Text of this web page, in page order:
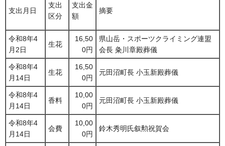
支出月日
支出
区分
支出金
額
摘要
令和8年4
月2日
生花
16,50
0円
県山岳・スポーツクライミング連盟
会長 粂川章殿葬儀
令和8年4
月14日
生花
16,50
0円
元田沼町長 小玉新殿葬儀
令和8年4
月14日
香料
10,00
0円
元田沼町長 小玉新殿葬儀
令和8年4
月14日
会費
10,00
0円
鈴木秀明氏叙勲祝賀会